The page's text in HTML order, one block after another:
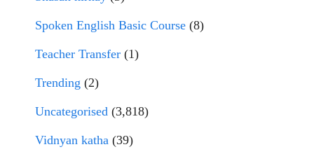
Spoken English Basic Course (8)
Teacher Transfer (1)
Trending (2)
Uncategorised (3,818)
Vidnyan katha (39)